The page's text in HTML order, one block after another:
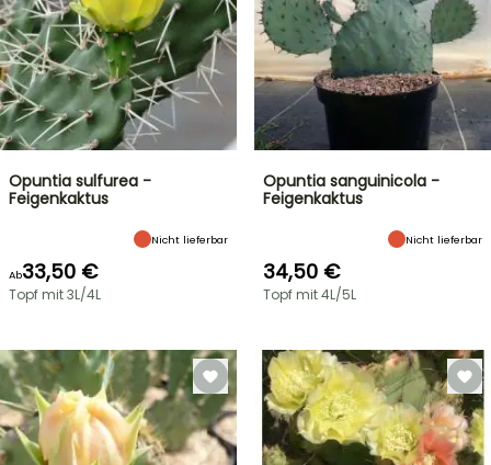
Opuntia sulfurea -
Feigenkaktus
Nicht lieferbar
Ab33,50 €
Topf mit 3L/4L
Opuntia sanguinicola -
Feigenkaktus
Nicht lieferbar
34,50 €
Topf mit 4L/5L